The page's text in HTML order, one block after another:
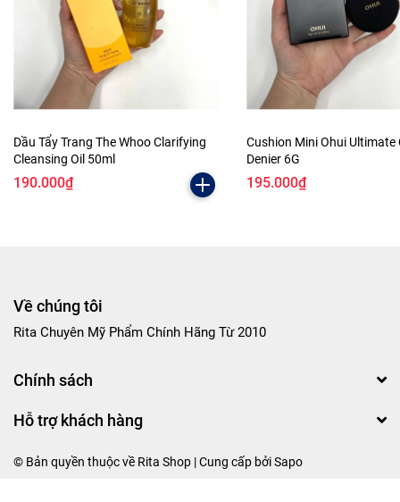
Dầu Tẩy Trang The Whoo Clarifying
Cleansing Oil 50ml
190.000₫
Cushion Mini Ohui Ultimate
Denier 6G
195.000₫
Về chúng tôi
Rita Chuyên Mỹ Phẩm Chính Hãng Từ 2010
Chính sách
Hỗ trợ khách hàng
© Bản quyền thuộc về Rita Shop | Cung cấp bởiSapo